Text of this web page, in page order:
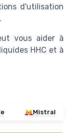
d'utilisation
vous aider à
HHC et à
Mistral